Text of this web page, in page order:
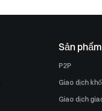
Sản phẩm
P2P
Giao dịch
Giao dịch